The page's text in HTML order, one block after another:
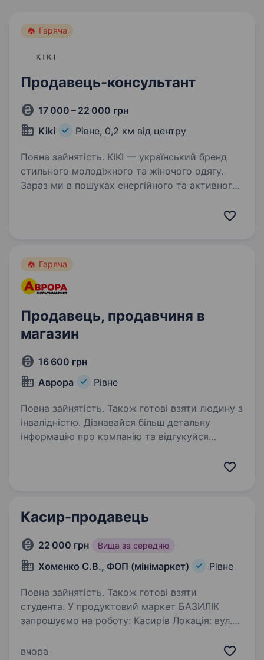
Гаряча
Продавець-консультант
17 000 – 22 000 грн
Kiki
Рівне, 0,2 км від центру
Повна зайнятість. KIKI — український бренд
стильного молодіжного та жіночого одягу.
Зараз ми в пошуках енергійного та активного
Гаряча
Продавець, продавчиня в
магазин
16 600 грн
Аврора
Рівне
Повна зайнятість. Також готові взяти людину з
інвалідністю. Дізнавайся більш детальну
інформацію про компанію та відгукуйся
Касир-продавець
22 000 грн Вища за середню
Хоменко С.В., ФОП (мінімаркет) Рівне
Повна зайнятість. Також готові взяти
студента. У продуктовий маркет БАЗИЛІК
запрошуємо на роботу: Касирів Локація: вул.
вул. Назара Небожинського (навпроти ДСНС)
вчора